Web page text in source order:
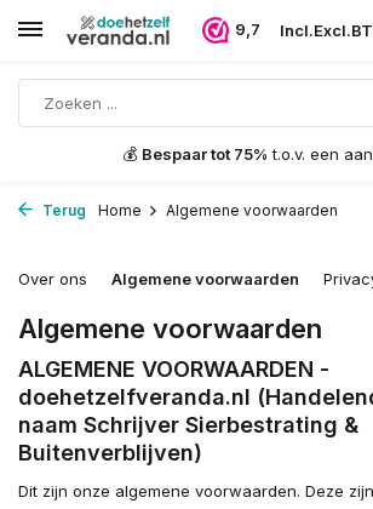
9,7 Incl.Excl.
💬 7-7 persoonlijkadvies via
Terug Home Algemene voorwaarden
Over ons Algemene voorwaarden
Algemene voorwaarden
ALGEMENE VOORWAARDEN -
doehetzelfveranda.nl
naam Schrijver Sierbestrating &
Buitenverblijven)
Dit zijn onze algemene voorwaarden. Deze